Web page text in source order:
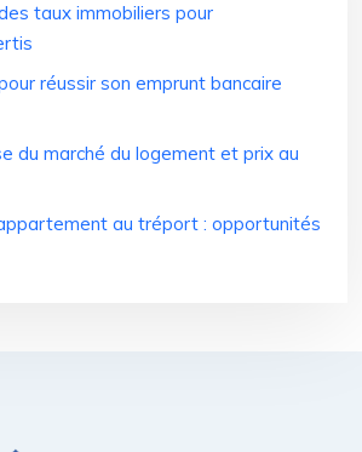
taux immobiliers pour
réussir son emprunt bancaire
du marché du logement et prix au
au tréport : opportunités